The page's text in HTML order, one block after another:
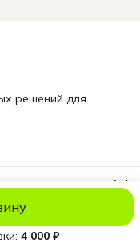
4 000 ₽
решений для
Реквизиты